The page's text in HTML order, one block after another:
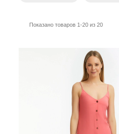
Показано товаров 1-20 из 20